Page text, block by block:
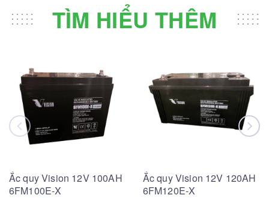
TÌM HIỂU THÊM
Ắc quy Vision 12V 100AH
6FM100E-X
Ắc quy Vision 12V 120AH
6FM120E-X